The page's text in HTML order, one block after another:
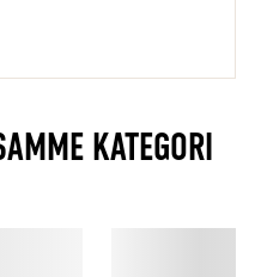
KATEGORI